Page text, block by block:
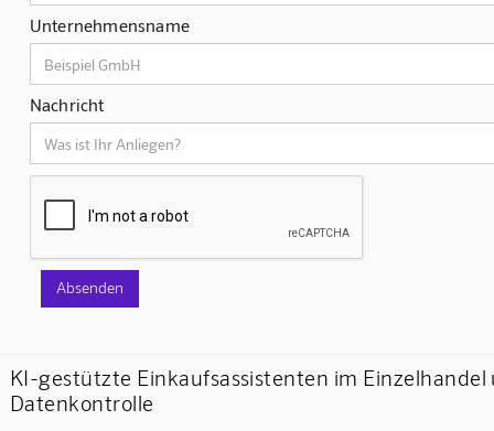
Unternehmensname
Nachricht
KI-gestützte Einkaufsassistenten im
Datenkontrolle